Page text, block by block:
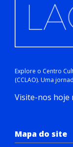
Explore o Centro
(CCLAO). Uma
Visite-nos hoje
Mapa do site